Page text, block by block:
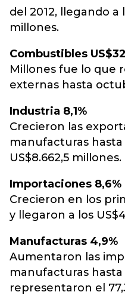
del 2012, llegando a
millones.
Combustibles
Millones fue lo que
externas hasta
Industria 8,1%
Crecieron las
manufacturas
US$8.662,5 millones.
Importaciones 8,6%
Crecieron en los
y llegaron a los
Manufacturas 4,9%
Aumentaron las
manufacturas
representaron el